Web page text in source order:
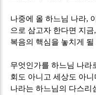
나중에 올 하느님 나라,
으로 삼고자 한다면 지금,
복음의 핵심을 놓치게
무엇인가를 하느님 나라
회도 아니고 세상도 아
나라는 하느님의 다스리